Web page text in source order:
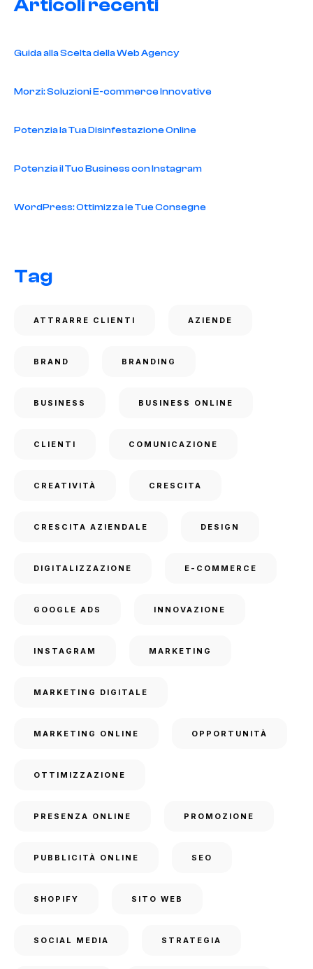
Articoli recenti
Guida alla Scelta della Web Agency
Morzi: Soluzioni E-commerce Innovative
Potenzia la Tua Disinfestazione Online
Potenzia il Tuo Business con Instagram
WordPress: Ottimizza le Tue Consegne
Tag
ATTRARRE CLIENTI AZIENDE
BRAND BRANDING
BUSINESS BUSINESS ONLINE
CLIENTI COMUNICAZIONE
CREATIVITÀ CRESCITA
CRESCITA AZIENDALE DESIGN
DIGITALIZZAZIONE E-COMMERCE
GOOGLE ADS INNOVAZIONE
INSTAGRAM MARKETING
MARKETING DIGITALE
MARKETING ONLINE OPPORTUNITÀ
OTTIMIZZAZIONE
PRESENZA ONLINE PROMOZIONE
PUBBLICITÀ ONLINE SEO
SHOPIFY SITO WEB
SOCIAL MEDIA STRATEGIA